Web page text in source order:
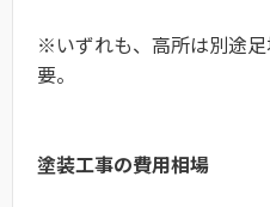
※いずれも、高所は別途
要。
塗装工事の費用相場